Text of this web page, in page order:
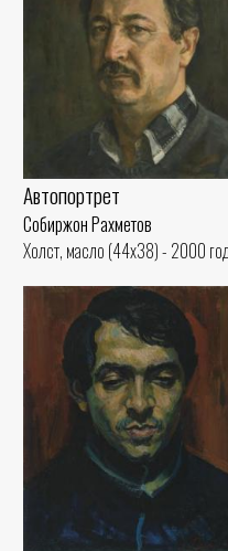
Автопортрет
Собиржон Рахметов
Холст, масло (44x38) - 2000